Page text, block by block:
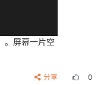
。屏幕一片空
分享 0